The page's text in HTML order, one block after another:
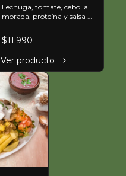
mas papas fritas
Lechuga, tomate, cebolla
morada, proteína y salsa
$11.990
Ver producto